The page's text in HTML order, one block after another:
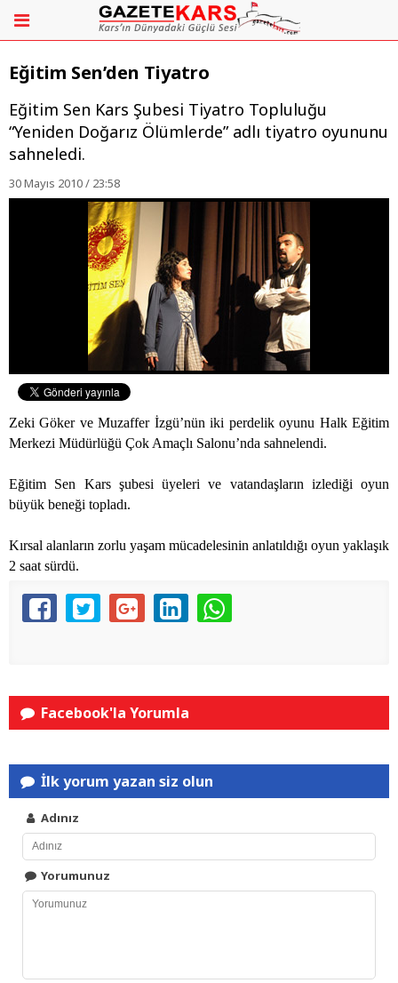
Eğitim Sen’den Tiyatro
Eğitim Sen Kars Şubesi Tiyatro Topluluğu
“Yeniden Doğarız Ölümlerde” adlı tiyatro oyununu
sahneledi.
30 Mayıs 2010 / 23:58
Zeki Göker ve Muzaffer İzgü’nün iki perdelik oyunu Halk Eğitim
Merkezi Müdürlüğü Çok Amaçlı Salonu’nda sahnelendi.
Eğitim Sen Kars şubesi üyeleri ve vatandaşların izlediği oyun
büyük beneği topladı.
Kırsal alanların zorlu yaşam mücadelesinin anlatıldığı oyun yaklaşık
2 saat sürdü.
Facebook'la Yorumla
İlk yorum yazan siz olun
Adınız
Yorumunuz